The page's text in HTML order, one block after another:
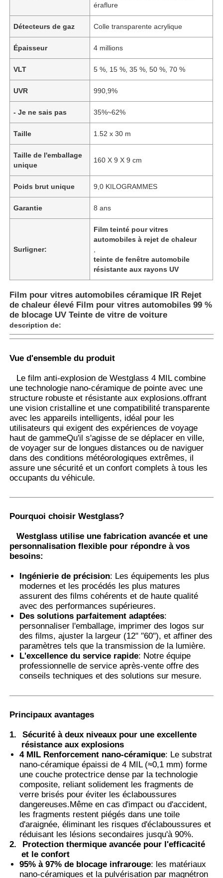
Produits
A propos de nous
Visite d'usine
Contact
nouvelles
Tous les cas
Demande de soumission
Film de protection de peinture de voiture
Le film PDLC intelligent
Tinte nano-céramique transparente
Film photochromique
Teinture pour vitres automobiles
Vidre pdlc intelligent
Film PNLC
Couche intermédiaire PVB de verre stratifié
éraflure
Détecteurs de gaz Colle transparente acrylique
Épaisseur 4 millions
VLT 5 %, 15 %, 35 %, 50 %, 70 %
UVR 990,9%
- Je ne sais pas 35%~62%
Taille 1.52 x 30 m
Taille de l'emballage
unique
160 X 9 X 9 cm
Poids brut unique 9,0 KILOGRAMMES
Garantie 8 ans
Surligner:
Film teinté pour vitres
automobiles à rejet de chaleur
teinte de fenêtre automobile
résistante aux rayons UV
Film pour vitres automobiles céramique IR Rejet
de chaleur élevé Film pour vitres automobiles 99 %
de blocage UV Teinte de vitre de voiture
description de:
Vue d'ensemble du produit
Le film anti-explosion de Westglass 4 MIL combine
une technologie nano-céramique de pointe avec une
structure robuste et résistante aux explosions.offrant
une vision cristalline et une compatibilité transparente
avec les appareils intelligents, idéal pour les
utilisateurs qui exigent des expériences de voyage
haut de gammeQu'il s'agisse de se déplacer en ville,
de voyager sur de longues distances ou de naviguer
dans des conditions météorologiques extrêmes, il
assure une sécurité et un confort complets à tous les
occupants du véhicule.
Pourquoi choisir Westglass?
Westglass utilise une fabrication avancée et une
personnalisation flexible pour répondre à vos
besoins:
Ingénierie de précision: Les équipements les plus
modernes et les procédés les plus matures
assurent des films cohérents et de haute qualité
avec des performances supérieures.
Des solutions parfaitement adaptées:
personnaliser l'emballage, imprimer des logos sur
des films, ajuster la largeur (12" ′′60"), et affiner des
paramètres tels que la transmission de la lumière.
L'excellence du service rapide: Notre équipe
professionnelle de service après-vente offre des
conseils techniques et des solutions sur mesure.
Principaux avantages
1.
Sécurité à deux niveaux pour une excellente
résistance aux explosions
4 MIL Renforcement nano-céramique: Le substrat
nano-céramique épaissi de 4 MIL (≈0,1 mm) forme
une couche protectrice dense par la technologie
composite, reliant solidement les fragments de
verre brisés pour éviter les éclaboussures
dangereuses.Même en cas d'impact ou d'accident,
les fragments restent piégés dans une toile
d'araignée, éliminant les risques d'éclaboussures et
réduisant les lésions secondaires jusqu'à 90%.
2.
Protection thermique avancée pour l'efficacité
et le confort
95% à 97% de blocage infrarouge: les matériaux
nano-céramiques et la pulvérisation par magnétron